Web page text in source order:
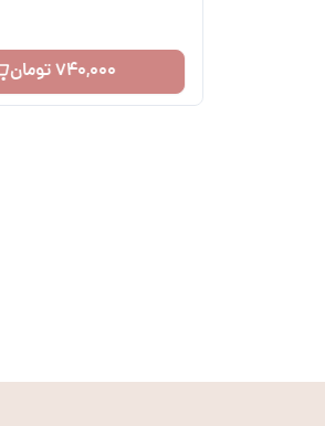
740,000 تومان